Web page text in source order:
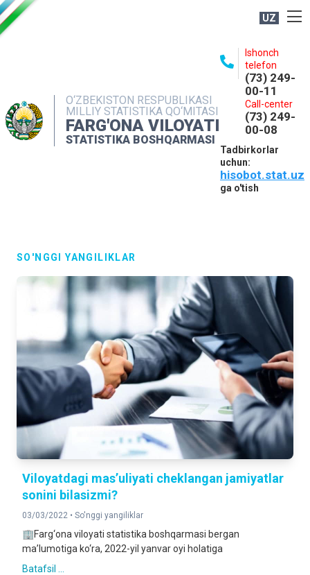
UZ
O‘ZBEKISTON RESPUBLIKASI
MILLIY STATISTIKA QO‘MITASI
FARG'ONA VILOYATI
STATISTIKA BOSHQARMASI
Ishonch
telefon
(73) 249-
00-11
Call-center
(73) 249-
00-08
Tadbirkorlar
uchun:
hisobot.stat.uz
ga o'tish
NASHRLAR
INTERAKTIV XIZMATLAR
MATBUOT XIZMATI
SO'NGGI YANGILIKLAR
Viloyatdagi mas’uliyati cheklangan jamiyatlar
sonini bilasizmi?
03/03/2022 • So'nggi yangiliklar
🏢Farg‘ona viloyati statistika boshqarmasi bergan
ma’lumotiga ko‘ra, 2022-yil yanvar oyi holatiga
Batafsil ...